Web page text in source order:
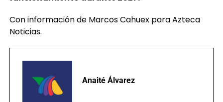
Con información de Marcos Cahuex para Azteca
Noticias.
Anaité Álvarez